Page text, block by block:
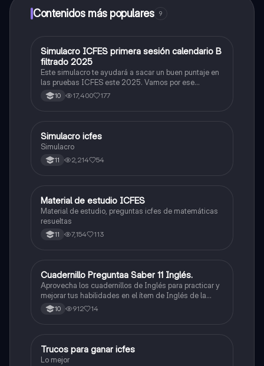
a determinadas funciones.
Contenidos más populares 9
ICFES: Matemáticas
Simulacro ICFES primera sesión calendario B
filtrado 2025
Este simulacro te ayudará a sacar un buen puntaje en
las pruebas ICFES este 2025. Vamos por ese
500/500. Y poder ser admitido en la universidad que
quieras, estudiar la carrera que quieres y no la que te
10 17,400 177
ICFES: Lectura Crítica
Simulacro icfes
Simulacro
11 2,214 54
ICFES: Matemáticas
Material de estudio ICFES
Material de estudio, preguntas icfes de matemáticas
resueltas
11 7,154 113
ICFES: Inglés
Cuadernillo Preguntaa Saber 11 Inglés.
Aprovecha los cuadernillos de Inglés para practicar y
mejorar tus habilidades en el ítem de Inglés de la
Prueba Saber 11. 🫡
10 912 14
Química
Trucos para ganar icfes
Lo mejor